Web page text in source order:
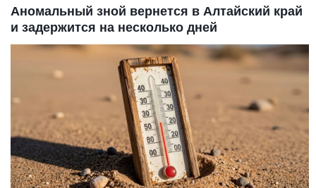
Аномальный зной вернется в Алтайский край
и задержится на несколько дней